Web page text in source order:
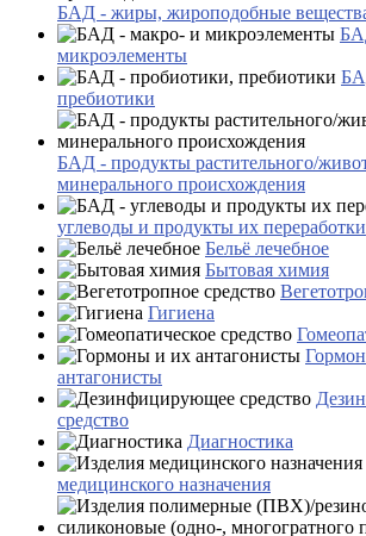
БАД - жиры, жироподобные
микроэлементы
пребиотики
БАД - продукты растительного/
минерального происхождения
углеводы и продукты их переработки
Бельё лечебное
Бытовая химия
Гигиена
антагонисты
средство
Диагностика
медицинского назначения